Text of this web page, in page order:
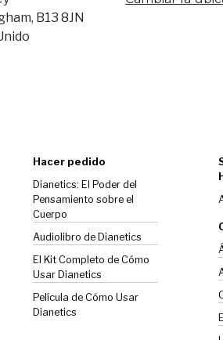
B13 8JN
Hacer pedido
Dianetics: El Poder del
Pensamiento sobre el
Cuerpo
Audiolibro de Dianetics
El Kit Completo de Cómo
Usar Dianetics
Película de Cómo Usar
Dianetics